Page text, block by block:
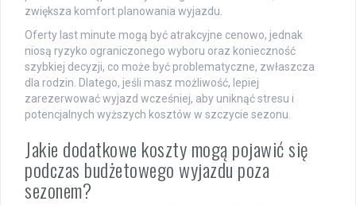
zwiększa komfort planowania wyjazdu.
Oferty last minute mogą być atrakcyjne cenowo, jednak
niosą ryzyko ograniczonego wyboru oraz konieczność
szybkiej decyzji, co może być problematyczne, zwłaszcza
dla rodzin. Dlatego, jeśli masz możliwość, lepiej
zarezerwować wyjazd wcześniej, aby uniknąć stresu i
potencjalnych wyższych kosztów w szczycie sezonu.
Jakie dodatkowe koszty mogą pojawić się
podczas budżetowego wyjazdu poza
sezonem?